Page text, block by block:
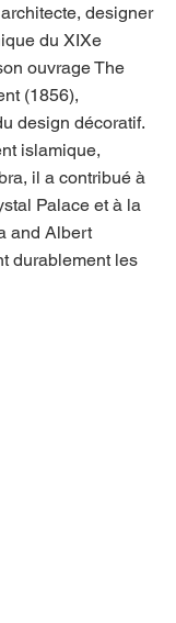
designer
du XIXe
ouvrage The
(1856),
design décoratif.
islamique,
il a contribué à
Palace et à la
and Albert
durablement les